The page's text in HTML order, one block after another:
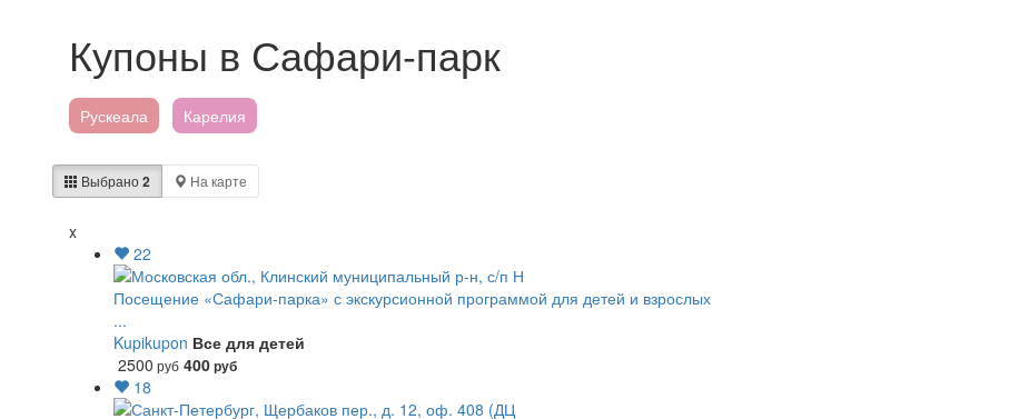
Купоны в Сафари-парк
Рускеала Карелия
Выбрано2 На карте
x
22
Посещение «Сафари-парка» с экскурсионной программой для детей и взрослых
...
Kupikupon Все для детей
2500 руб 400руб
18